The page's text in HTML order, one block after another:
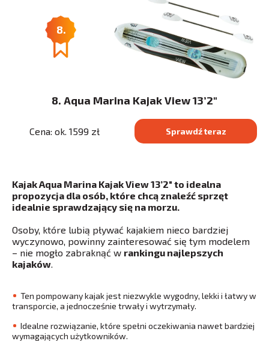
8.
8. Aqua Marina Kajak View 13’2″
Cena: ok. 1599 zł Sprawdź teraz
Kajak Aqua Marina Kajak View 13’2″ to idealna
propozycja dla osób, które chcą znaleźć sprzęt
idealnie sprawdzający się na morzu.
Osoby, które lubią pływać kajakiem nieco bardziej
wyczynowo, powinny zainteresować się tym modelem
– nie mogło zabraknąć w rankingu najlepszych
kajaków.
Ten pompowany kajak jest niezwykle wygodny, lekki i łatwy w
transporcie, a jednocześnie trwały i wytrzymały.
Idealne rozwiązanie, które spełni oczekiwania nawet bardziej
wymagających użytkowników.